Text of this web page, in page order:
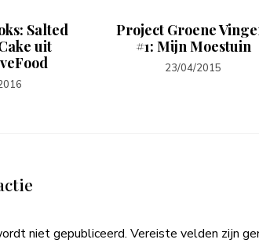
Salted
uit
Project Groene
#1: Mijn Moestuin
23/04/2015
niet gepubliceerd. Vereiste velden zijn